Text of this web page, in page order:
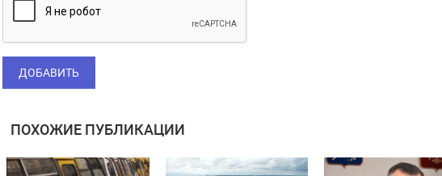
ДОБАВИТЬ
ПОХОЖИЕ ПУБЛИКАЦИИ